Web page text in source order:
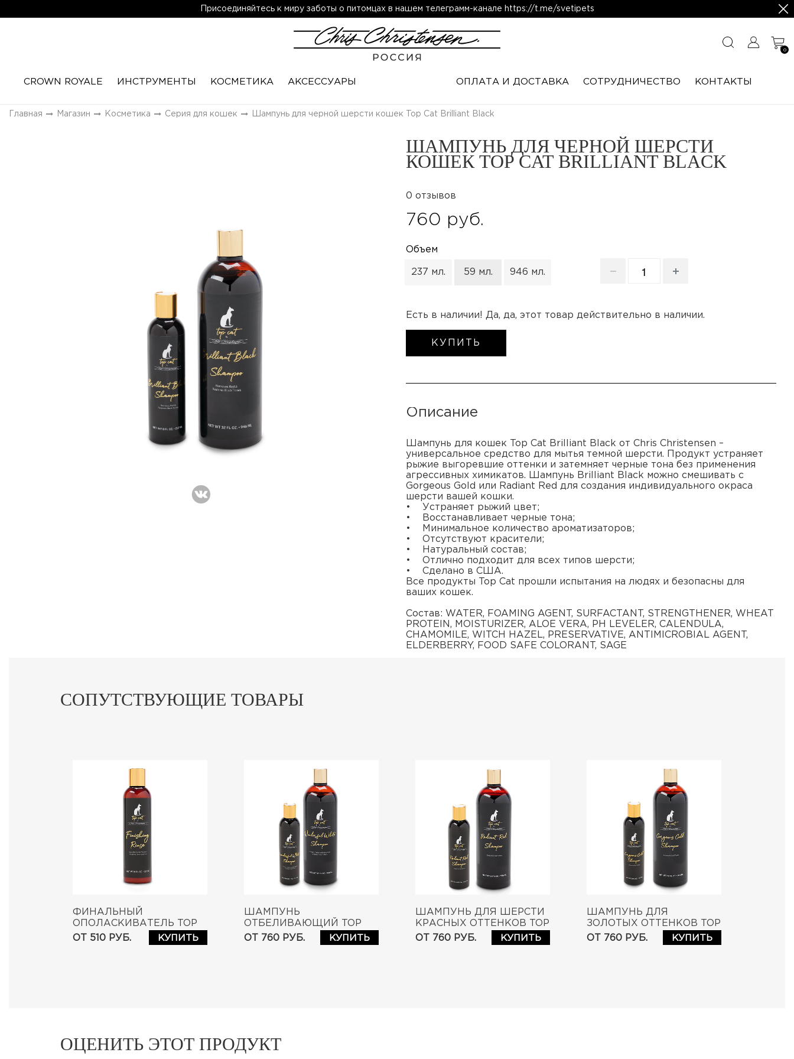
Присоединяйтесь к миру заботы о питомцах в нашем телеграмм-канале https://t.me/svetipets
0
CROWN ROYALE ИНСТРУМЕНТЫ КОСМЕТИКА АКСЕССУАРЫ ОПЛАТА И ДОСТАВКА CОТРУДНИЧЕСТВО КОНТАКТЫ
Главная Магазин Косметика Серия для кошек Шампунь для черной шерсти кошек Top Cat Brilliant Black
ШАМПУНЬ ДЛЯ ЧЕРНОЙ ШЕРСТИ
КОШЕК TOP CAT BRILLIANT BLACK
0 отзывов
760 руб.
Объем
237 мл. 59 мл. 946 мл.
Есть в наличии! Да, да, этот товар действительно в наличии.
КУПИТЬ
Описание
Шампунь для кошек Top Cat Brilliant Black от Chris Christensen –
универсальное средство для мытья темной шерсти. Продукт устраняет
рыжие выгоревшие оттенки и затемняет черные тона без применения
агрессивных химикатов. Шампунь Brilliant Black можно смешивать с
Gorgeous Gold или Radiant Red для создания индивидуального окраса
шерсти вашей кошки.
• Устраняет рыжий цвет;
• Восстанавливает черные тона;
• Минимальное количество ароматизаторов;
• Отсутствуют красители;
• Натуральный состав;
• Отлично подходит для всех типов шерсти;
• Сделано в США.
Все продукты Top Cat прошли испытания на людях и безопасны для
ваших кошек.
Состав: WATER, FOAMING AGENT, SURFACTANT, STRENGTHENER, WHEAT
PROTEIN, MOISTURIZER, ALOE VERA, PH LEVELER, CALENDULA,
CHAMOMILE, WITCH HAZEL, PRESERVATIVE, ANTIMICROBIAL AGENT,
ELDERBERRY, FOOD SAFE COLORANT, SAGE
СОПУТСТВУЮЩИЕ ТОВАРЫ
ФИНАЛЬНЫЙ
ОПОЛАСКИВАТЕЛЬ TOP
CAT FINISHING RINSE
ОТ 510 РУБ. КУПИТЬ
ШАМПУНЬ
ОТБЕЛИВАЮЩИЙ TOP
CAT WONDERFUL WHITE
ОТ 760 РУБ. КУПИТЬ
ШАМПУНЬ ДЛЯ ШЕРСТИ
КРАСНЫХ ОТТЕНКОВ TOP
CAT RADIANT RED
ОТ 760 РУБ. КУПИТЬ
ШАМПУНЬ ДЛЯ
ЗОЛОТЫХ ОТТЕНКОВ TOP
CAT GORGEOUS GOLD
ОТ 760 РУБ. КУПИТЬ
ОЦЕНИТЬ ЭТОТ ПРОДУКТ